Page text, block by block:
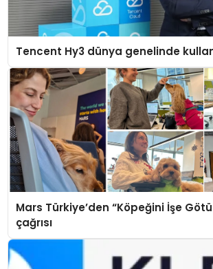
Tencent Hy3 dünya genelinde
Mars Türkiye’den “Köpeğini İşe
çağrısı